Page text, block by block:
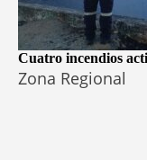
Cuatro incendios
Zona Regional